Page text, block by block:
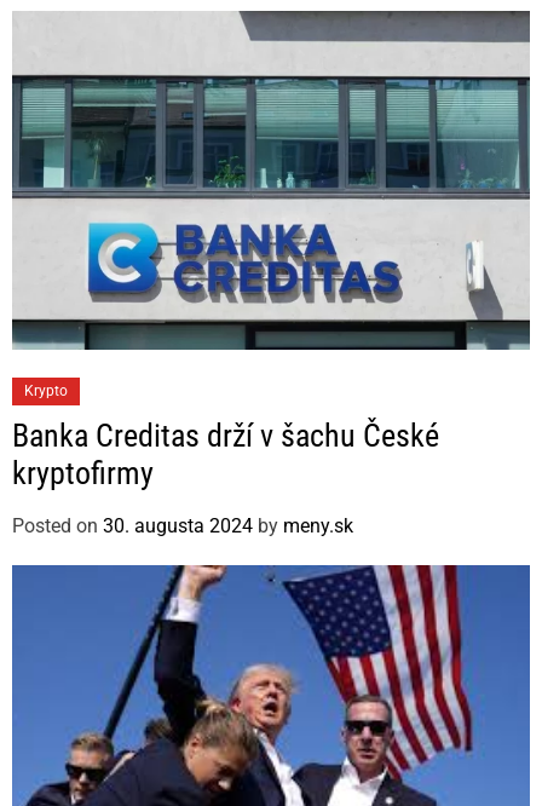
r
e
a
t
e
o
r
Krypto
Banka Creditas drží v šachu České
kryptofirmy
Posted on 30. augusta 2024 by meny.sk